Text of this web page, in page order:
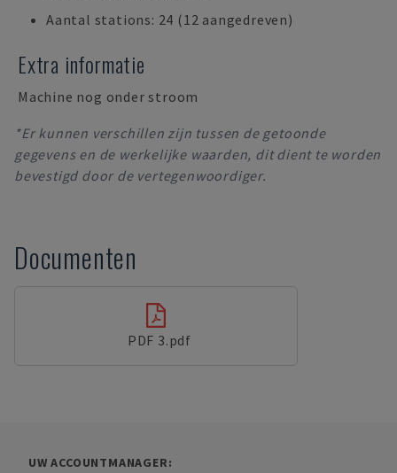
Aantal stations: 24 (12 aangedreven)
Extra informatie
Machine nog onder stroom
*Er kunnen verschillen zijn tussen de getoonde
gegevens en de werkelijke waarden, dit dient te worden
bevestigd door de vertegenwoordiger.
Documenten
PDF 3.pdf
UW ACCOUNTMANAGER: